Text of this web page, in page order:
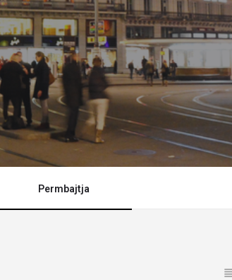
Permbajtja